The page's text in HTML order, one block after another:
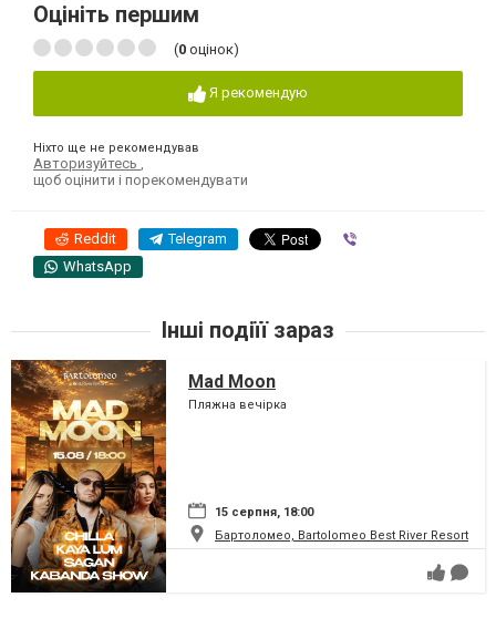
Оцініть першим
(0 оцінок)
Я рекомендую
Ніхто ще не рекомендував
Авторизуйтесь
щоб оцінити і порекомендувати
Reddit Telegram
WhatsApp
Інші подіїї зараз
Mad Moon
Пляжна вечірка
15 серпня, 18:00
Бартоломео, Bartolomeo Best River Resort